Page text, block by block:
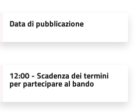
Data di pubblicazione
12:00 - Scadenza dei termini
per partecipare al bando